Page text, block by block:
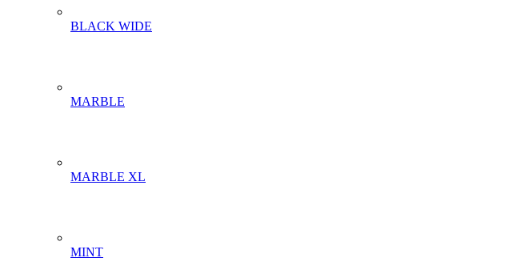
BLACK WIDE
MARBLE
MARBLE XL
MINT